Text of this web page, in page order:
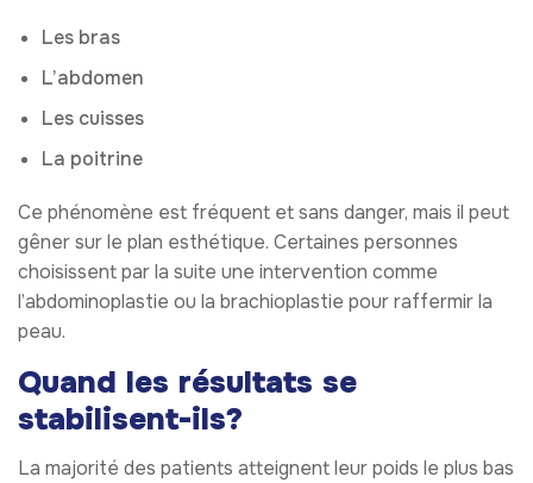
Les bras
L’abdomen
Les cuisses
La poitrine
Ce phénomène est fréquent et sans danger, mais il peut
gêner sur le plan esthétique. Certaines personnes
choisissent par la suite une intervention comme
l’abdominoplastie ou la brachioplastie pour raffermir la
peau.
Quand les résultats se
stabilisent-ils?
La majorité des patients atteignent leur poids le plus bas